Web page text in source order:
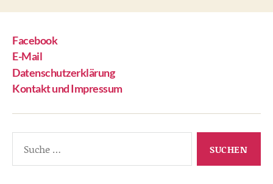
Facebook
E-Mail
Datenschutzerklärung
Kontakt und Impressum
nach: